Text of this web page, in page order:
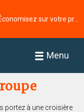
Menu
portez à une croisière